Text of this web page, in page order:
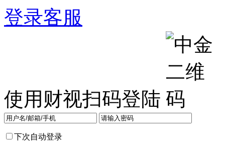
登录客服
使用财视扫码登陆
下次自动登录